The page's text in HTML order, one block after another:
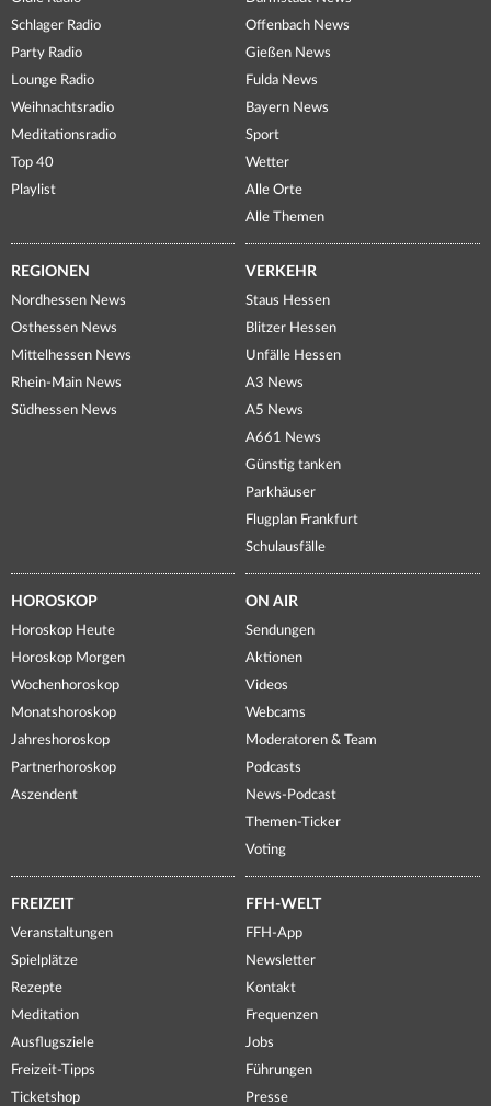
Schlager Radio
Party Radio
Lounge Radio
Weihnachtsradio
Meditationsradio
Top 40
Playlist
Offenbach News
Gießen News
Fulda News
Bayern News
Sport
Wetter
Alle Orte
Alle Themen
REGIONEN
Nordhessen News
Osthessen News
Mittelhessen News
Rhein-Main News
Südhessen News
VERKEHR
Staus Hessen
Blitzer Hessen
Unfälle Hessen
A3 News
A5 News
A661 News
Günstig tanken
Parkhäuser
Flugplan Frankfurt
Schulausfälle
HOROSKOP
Horoskop Heute
Horoskop Morgen
Wochenhoroskop
Monatshoroskop
Jahreshoroskop
Partnerhoroskop
Aszendent
ON AIR
Sendungen
Aktionen
Videos
Webcams
Moderatoren & Team
Podcasts
News-Podcast
Themen-Ticker
Voting
FREIZEIT
Veranstaltungen
Spielplätze
Rezepte
Meditation
Ausflugsziele
Freizeit-Tipps
Ticketshop
FFH-WELT
FFH-App
Newsletter
Kontakt
Frequenzen
Jobs
Führungen
Presse